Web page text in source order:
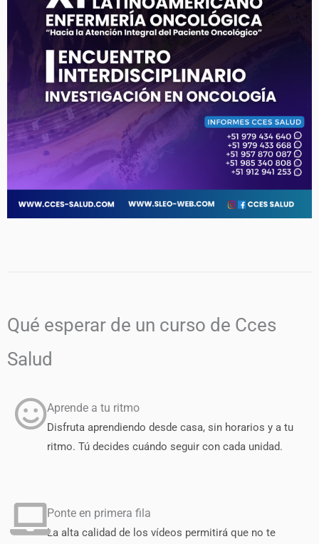
Qué esperar de un curso de Cces
Salud
Aprende a tu ritmo
Disfruta aprendiendo desde casa, sin horarios y a tu
ritmo. Tú decides cuándo seguir con cada unidad.
Ponte en primera fila
La alta calidad de los vídeos permitirá que no te